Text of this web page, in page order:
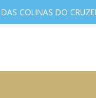
COLINAS DO